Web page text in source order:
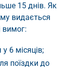
15 днів. Як
видається
вимог:
6 місяців;
поїздки до